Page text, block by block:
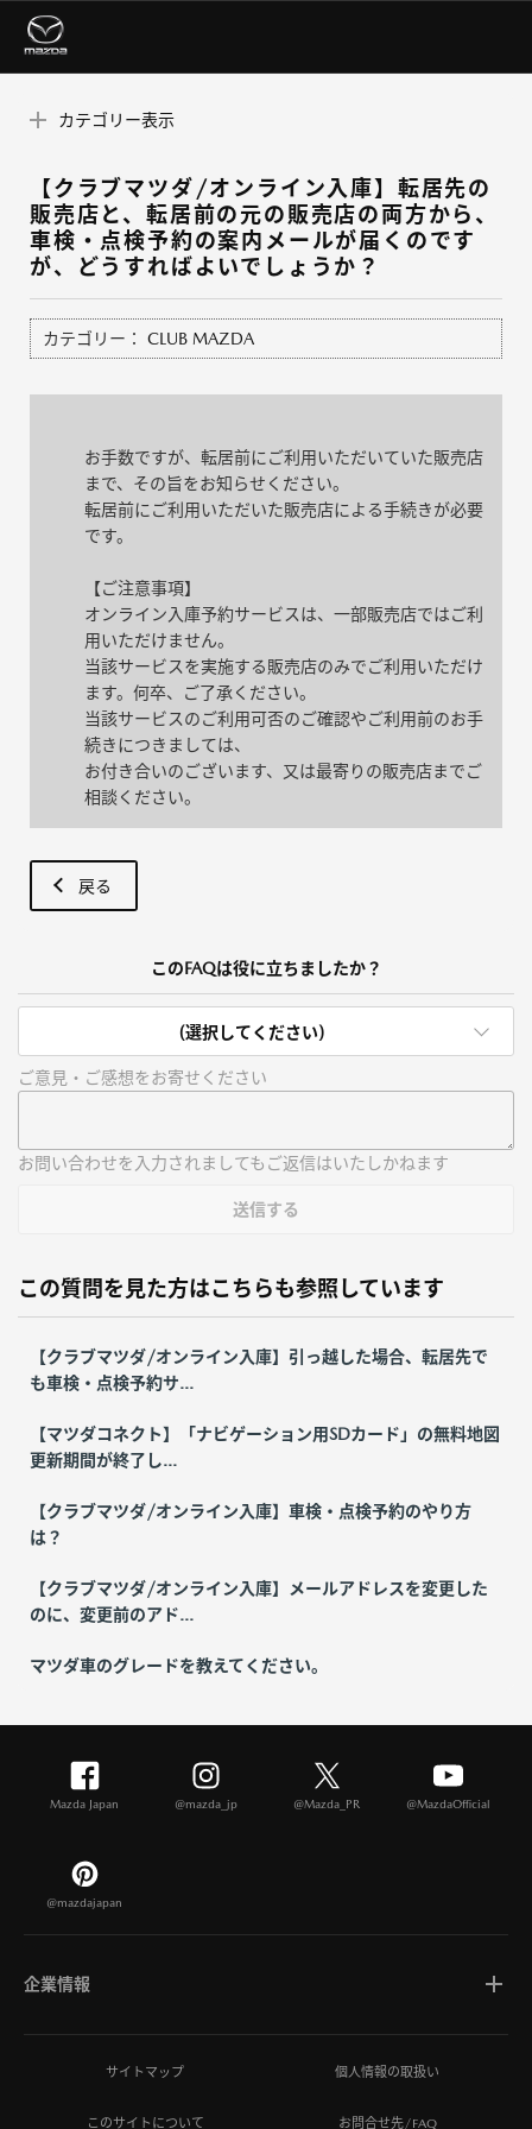
カテゴリー表示
【クラブマツダ/オンライン入庫】転居先の
販売店と、転居前の元の販売店の両方から、
車検・点検予約の案内メールが届くのです
が、どうすればよいでしょうか？
カテゴリー： CLUB MAZDA
お手数ですが、転居前にご利用いただいていた販売店
まで、その旨をお知らせください。
転居前にご利用いただいた販売店による手続きが必要
です。
【ご注意事項】
オンライン入庫予約サービスは、一部販売店ではご利
用いただけません。
当該サービスを実施する販売店のみでご利用いただけ
ます。何卒、ご了承ください。
当該サービスのご利用可否のご確認やご利用前のお手
続きにつきましては、
お付き合いのございます、又は最寄りの販売店までご
相談ください。
戻る
このFAQは役に立ちましたか？
(選択してください)
ご意見・ご感想をお寄せください
お問い合わせを入力されましてもご返信はいたしかねます
送信する
この質問を見た方はこちらも参照しています
【クラブマツダ/オンライン入庫】引っ越した場合、転居先で
も車検・点検予約サ...
【マツダコネクト】「ナビゲーション用SDカード」の無料地図
更新期間が終了し...
【クラブマツダ/オンライン入庫】車検・点検予約のやり方
は？
【クラブマツダ/オンライン入庫】メールアドレスを変更した
のに、変更前のアド...
マツダ車のグレードを教えてください。
Mazda Japan @mazda_jp @Mazda_PR @MazdaOfficial
@mazdajapan
企業情報
マツダについてサイトマップ 個人情報の取扱い
このサイトについて お問合せ先/FAQ